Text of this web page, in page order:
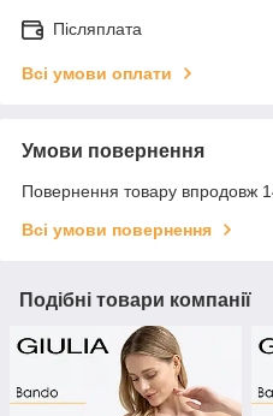
Післяплата
Всі умови оплати
Умови повернення
Повернення товару впродовж
Всі умови повернення
Подібні товари компанії